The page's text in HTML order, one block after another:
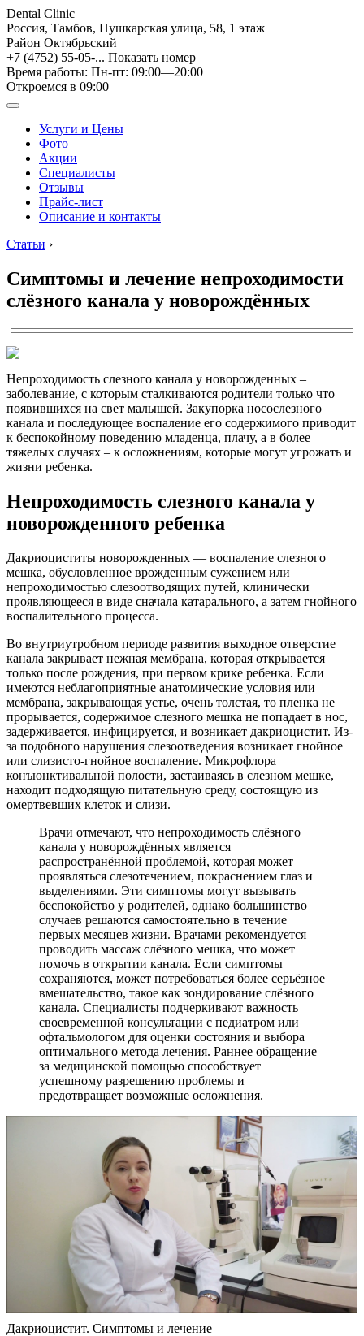
Dental Clinic
Россия, Тамбов, Пушкарская улица, 58, 1 этаж
Район Октябрьский
+7 (4752) 55-05-... Показать номер
Время работы: Пн-пт: 09:00—20:00
Откроемся в 09:00
Услуги и Цены
Фото
Акции
Специалисты
Отзывы
Прайс-лист
Описание и контакты
Статьи ›
Симптомы и лечение непроходимости
слёзного канала у новорождённых
Непроходимость слезного канала у новорожденных –
заболевание, с которым сталкиваются родители только что
появившихся на свет малышей. Закупорка носослезного
канала и последующее воспаление его содержимого приводит
к беспокойному поведению младенца, плачу, а в более
тяжелых случаях – к осложнениям, которые могут угрожать и
жизни ребенка.
Непроходимость слезного канала у
новорожденного ребенка
Дакриоциститы новорожденных — воспаление слезного
мешка, обусловленное врожденным сужением или
непроходимостью слезоотводящих путей, клинически
проявляющееся в виде сначала катарального, а затем гнойного
воспалительного процесса.
Во внутриутробном периоде развития выходное отверстие
канала закрывает нежная мембрана, которая открывается
только после рождения, при первом крике ребенка. Если
имеются неблагоприятные анатомические условия или
мембрана, закрывающая устье, очень толстая, то пленка не
прорывается, содержимое слезного мешка не попадает в нос,
задерживается, инфицируется, и возникает дакриоцистит. Из-
за подобного нарушения слезоотведения возникает гнойное
или слизисто-гнойное воспаление. Микрофлора
конъюнктивальной полости, застаиваясь в слезном мешке,
находит подходящую питательную среду, состоящую из
омертвевших клеток и слизи.
Врачи отмечают, что непроходимость слёзного
канала у новорождённых является
распространённой проблемой, которая может
проявляться слезотечением, покраснением глаз и
выделениями. Эти симптомы могут вызывать
беспокойство у родителей, однако большинство
случаев решаются самостоятельно в течение
первых месяцев жизни. Врачами рекомендуется
проводить массаж слёзного мешка, что может
помочь в открытии канала. Если симптомы
сохраняются, может потребоваться более серьёзное
вмешательство, такое как зондирование слёзного
канала. Специалисты подчеркивают важность
своевременной консультации с педиатром или
офтальмологом для оценки состояния и выбора
оптимального метода лечения. Раннее обращение
за медицинской помощью способствует
успешному разрешению проблемы и
предотвращает возможные осложнения.
Дакриоцистит. Симптомы и лечение